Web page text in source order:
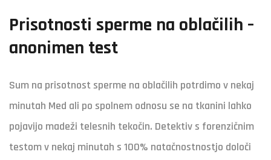
Prisotnosti sperme na oblačilih –
anonimen test
Sum na prisotnost sperme na oblačilih potrdimo v nekaj
minutah Med ali po spolnem odnosu se na tkanini lahko
pojavijo madeži telesnih tekočin. Detektiv s forenzičnim
testom v nekaj minutah s 100% natačnostnostjo določi